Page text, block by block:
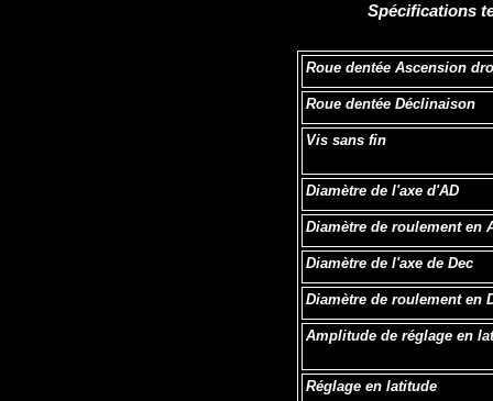
Roue dentée Ascension
Roue dentée Déclinaison
Vis sans fin
Diamètre de l'axe d'AD
Diamètre de roulement en
Diamètre de l'axe de Dec
Diamètre de roulement en
Amplitude de réglage en
Réglage en latitude
Spécifications